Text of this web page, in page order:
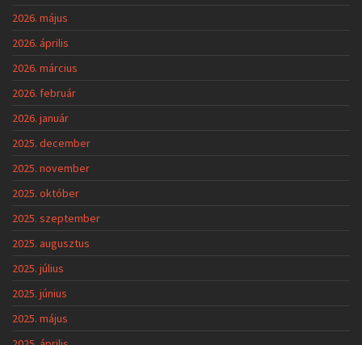
2026. május
2026. április
2026. március
2026. február
2026. január
2025. december
2025. november
2025. október
2025. szeptember
2025. augusztus
2025. július
2025. június
2025. május